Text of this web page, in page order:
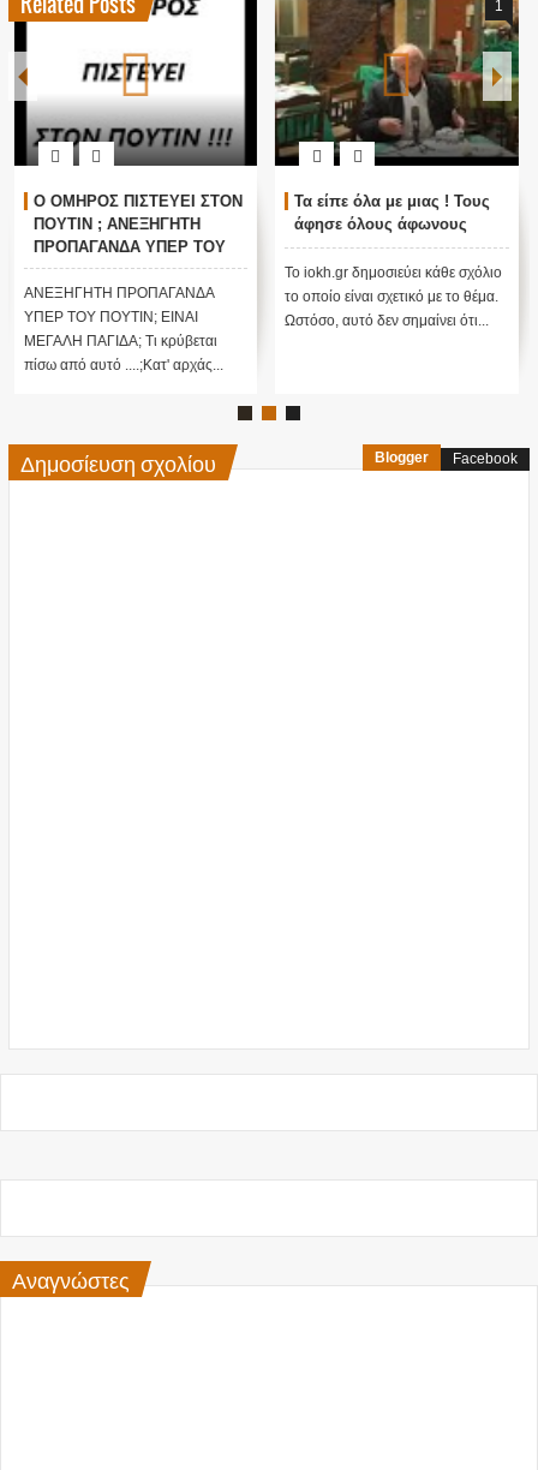
Ο ΟΜΗΡΟΣ ΠΙΣΤΕΥΕΙ ΣΤΟΝ
ΠΟΥΤΙΝ ; ΑΝΕΞΗΓΗΤΗ
ΠΡΟΠΑΓΑΝΔΑ ΥΠΕΡ ΤΟΥ
ΠΟΥΤΙΝ;
ΑΝΕΞΗΓΗΤΗ ΠΡΟΠΑΓΑΝΔΑ
ΥΠΕΡ ΤΟΥ ΠΟΥΤΙΝ; ΕΙΝΑΙ
ΜΕΓΑΛΗ ΠΑΓΙΔΑ; Τι κρύβεται
πίσω από αυτό ....;Κατ' αρχάς...
1
Τα είπε όλα με μιας ! Τους
άφησε όλους άφωνους
Το iokh.gr δημοσιεύει κάθε σχόλιο
το οποίο είναι σχετικό με το θέμα.
Ωστόσο, αυτό δεν σημαίνει ότι...
Δημοσίευση σχολίου Blogger Facebook
Αναγνώστες